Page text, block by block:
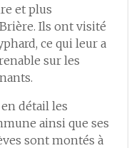
et plus
Ils ont visité
ce qui leur a
sur les
détail les
ainsi que ses
sont montés à